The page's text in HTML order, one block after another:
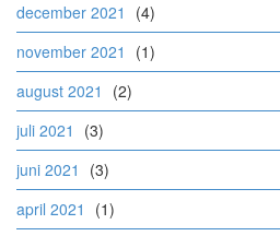
december 2021
(4)
november 2021
(1)
august 2021
(2)
juli 2021
(3)
juni 2021
(3)
april 2021
(1)